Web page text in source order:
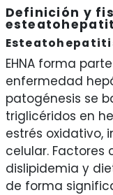
Definición y
EHNA forma
enfermedad
patogénesis se
triglicéridos en
estrés oxidativo,
celular. Factores
dislipidemia y
de forma